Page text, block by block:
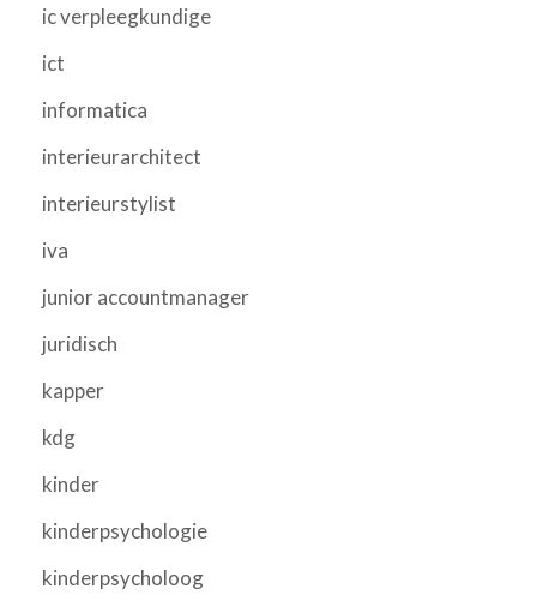
ic verpleegkundige
ict
informatica
interieurarchitect
interieurstylist
iva
junior accountmanager
juridisch
kapper
kdg
kinder
kinderpsychologie
kinderpsycholoog